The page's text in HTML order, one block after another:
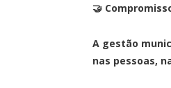
🤝
A gestão
nas pessoas,